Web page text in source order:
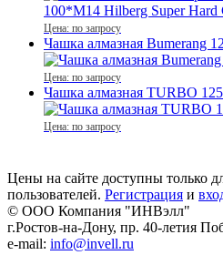
Цена: по запросу
Чашка алмазная Bumerang
Цена: по запросу
Чашка алмазная TURBO
Цена: по запросу
Цены на сайте доступны только
пользователей. Регистрация и
© ООО Компания "ИНВэлл"
г.Ростов-на-Дону, пр. 40-летия
e-mail: info@invell.ru